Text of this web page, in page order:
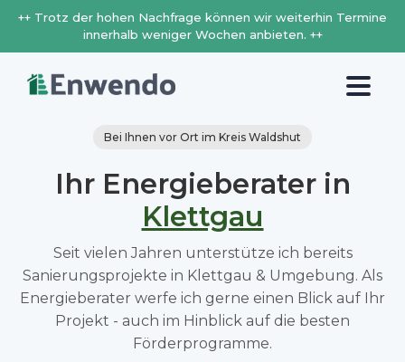
++ Trotz der hohen Nachfrage können wir weiterhin Termine
innerhalb weniger Wochen anbieten. ++
Bei Ihnen vor Ort im Kreis Waldshut
Ihr Energieberater in
Klettgau
Seit vielen Jahren unterstütze ich bereits
Sanierungsprojekte in Klettgau & Umgebung. Als
Energieberater werfe ich gerne einen Blick auf Ihr
Projekt - auch im Hinblick auf die besten
Förderprogramme.